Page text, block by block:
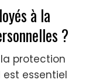
à la
?
protection
est essentiel